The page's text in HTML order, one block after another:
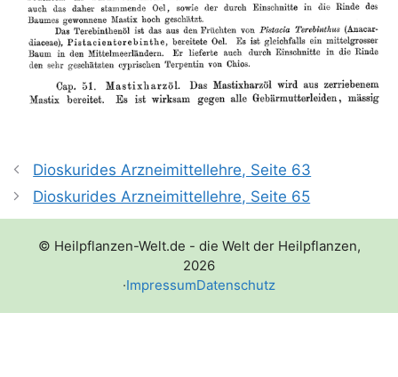
Dioskurides Arzneimittellehre, Seite 63
Dioskurides Arzneimittellehre, Seite 65
© Heilpflanzen-Welt.de - die Welt der Heilpflanzen,
2026
·ImpressumDatenschutz